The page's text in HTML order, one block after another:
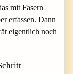
mit Fasern
erfassen. Dann
eigentlich noch